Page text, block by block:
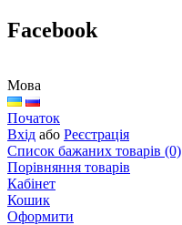
Facebook
Мова
Початок
Вхід або Реєстрація
Список бажаних товарів (0)
Порівняння товарів
Кабінет
Кошик
Оформити